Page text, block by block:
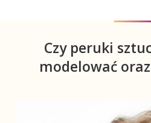
Czy peruki
modelować